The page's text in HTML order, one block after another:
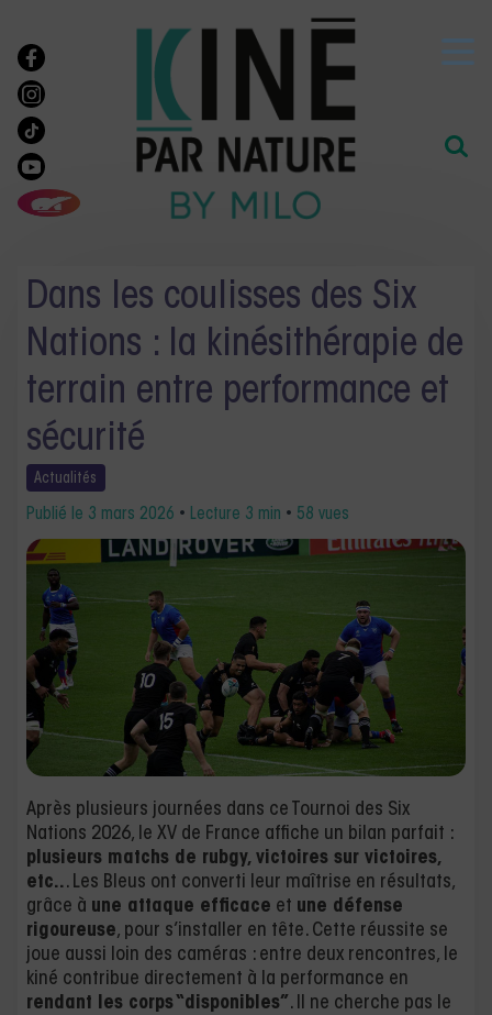
Dans les coulisses des Six
Nations : la kinésithérapie de
terrain entre performance et
sécurité
Actualités
Publié le 3 mars 2026 • Lecture 3 min • 58 vues
Après plusieurs journées dans ce Tournoi des Six
Nations 2026, le XV de France affiche un bilan parfait :
plusieurs matchs de rubgy, victoires sur victoires,
etc... Les Bleus ont converti leur maîtrise en résultats,
grâce à une attaque efficace et une défense
rigoureuse, pour s’installer en tête. Cette réussite se
joue aussi loin des caméras : entre deux rencontres, le
kiné contribue directement à la performance en
rendant les corps “disponibles”. Il ne cherche pas le